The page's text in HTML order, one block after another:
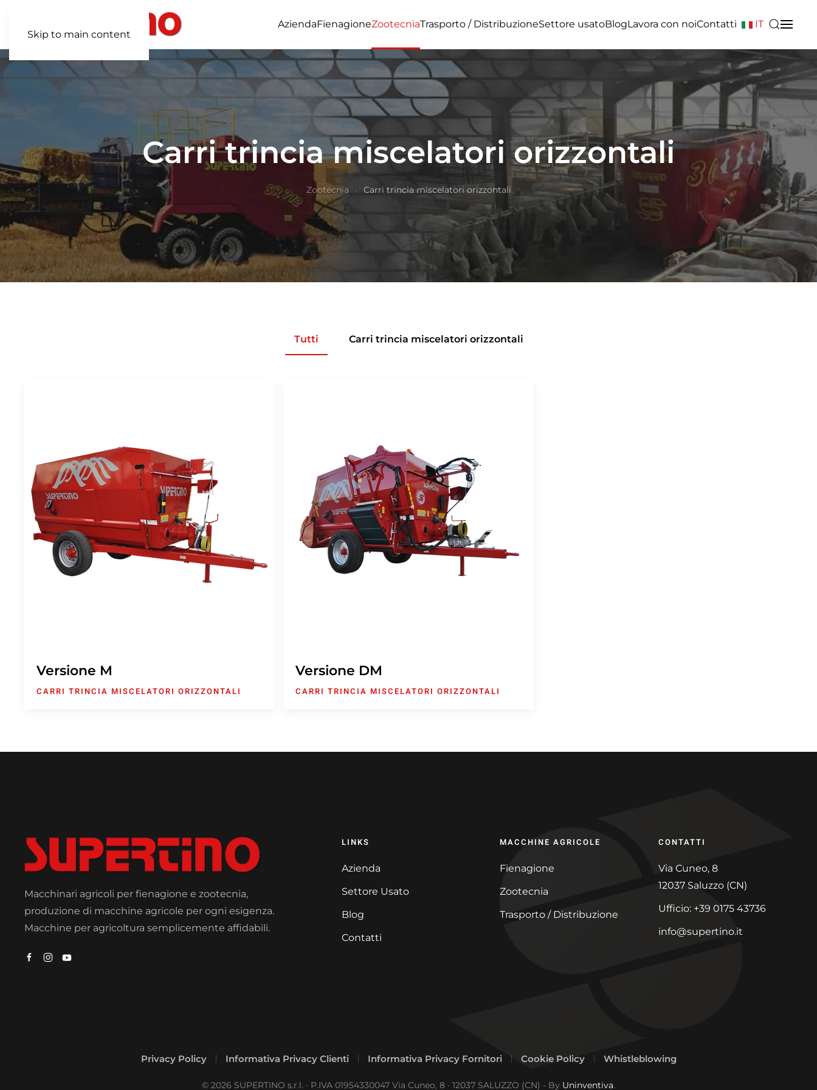
Skip to main content
AziendaFienagioneZootecniaTrasporto / DistribuzioneSettore usatoBlogLavora con noiContatti IT
Carri trincia miscelatori orizzontali
Zootecnia Carri trincia miscelatori orizzontali
Tutti Carri trincia miscelatori orizzontali
Versione M
CARRI TRINCIA MISCELATORI ORIZZONTALI
Versione DM
CARRI TRINCIA MISCELATORI ORIZZONTALI
Macchinari agricoli per fienagione e zootecnia,
produzione di macchine agricole per ogni esigenza.
Macchine per agricoltura semplicemente affidabili.
LINKS
Azienda
Settore Usato
Blog
Contatti
MACCHINE AGRICOLE
Fienagione
Zootecnia
Trasporto / Distribuzione
CONTATTI
Via Cuneo, 8
12037 Saluzzo (CN)
Ufficio: +39 0175 43736
info@supertino.it
Privacy Policy Informativa Privacy Clienti Informativa Privacy Fornitori Cookie Policy Whistleblowing
© 2026 SUPERTINO s.r.l. · P.IVA 01954330047 Via Cuneo, 8 · 12037 SALUZZO (CN) - By Uninventiva.